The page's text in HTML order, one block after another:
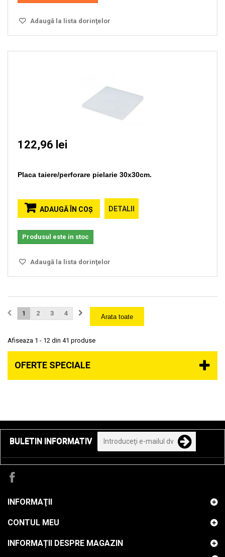
Adaugă la lista dorinţelor
122,96 lei
Placa taiere/perforare pielarie 30x30cm.
ADAUGĂ ÎN COŞ DETALII
Produsul este in stoc
Adaugă la lista dorinţelor
Arata toate
1 2 3 4
Afiseaza 1 - 12 din 41 produse
OFERTE SPECIALE
BULETIN INFORMATIV
INFORMAŢII
CONTUL MEU
INFORMAȚII DESPRE MAGAZIN